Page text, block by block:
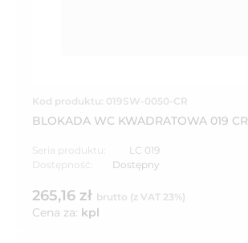
Kod produktu: 019SW-0050-CR
BLOKADA WC KWADRATOWA 019 CR
Seria produktu:
LC 019
Dostępność:
Dostępny
265,16 zł brutto (z VAT 23%)
Cena za: kpl